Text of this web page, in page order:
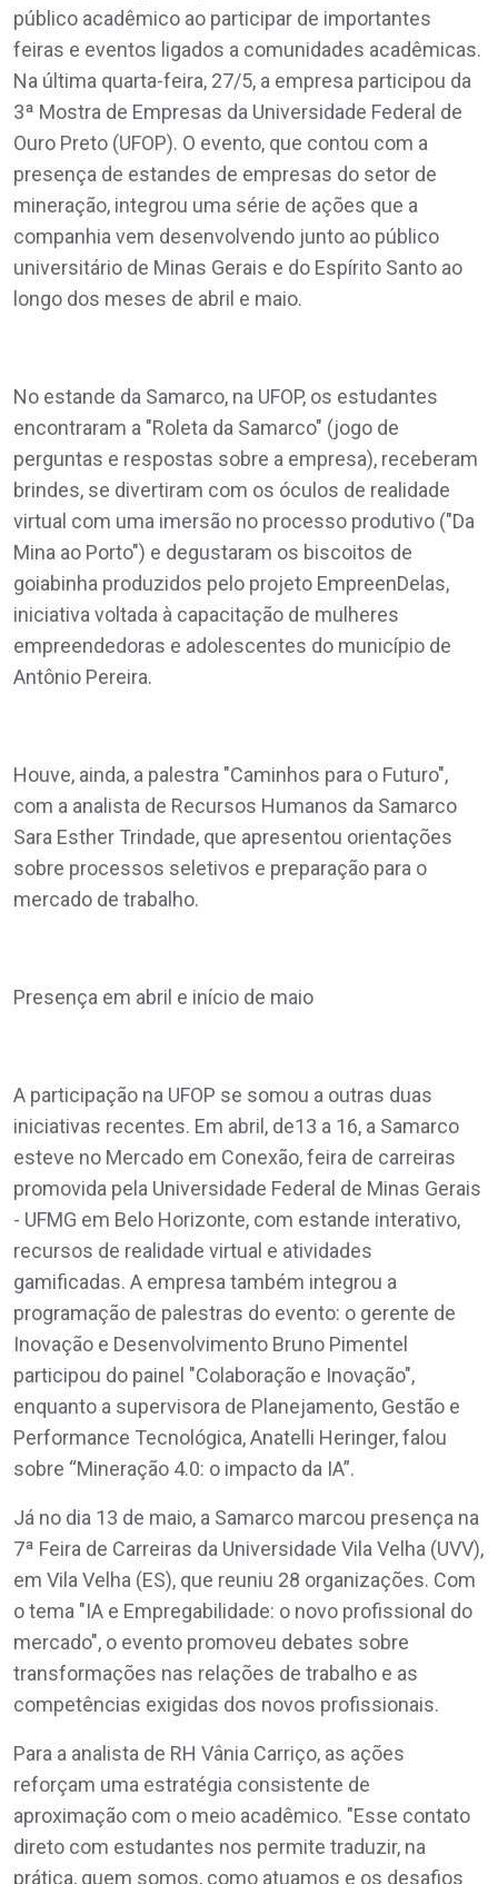
público acadêmico ao participar de importantes
feiras e eventos ligados a comunidades acadêmicas.
Na última quarta-feira, 27/5, a empresa participou da
3ª Mostra de Empresas da Universidade Federal de
Ouro Preto (UFOP). O evento, que contou com a
presença de estandes de empresas do setor de
mineração, integrou uma série de ações que a
companhia vem desenvolvendo junto ao público
universitário de Minas Gerais e do Espírito Santo ao
longo dos meses de abril e maio.
No estande da Samarco, na UFOP, os estudantes
encontraram a "Roleta da Samarco" (jogo de
perguntas e respostas sobre a empresa), receberam
brindes, se divertiram com os óculos de realidade
virtual com uma imersão no processo produtivo ("Da
Mina ao Porto") e degustaram os biscoitos de
goiabinha produzidos pelo projeto EmpreenDelas,
iniciativa voltada à capacitação de mulheres
empreendedoras e adolescentes do município de
Antônio Pereira.
Houve, ainda, a palestra "Caminhos para o Futuro",
com a analista de Recursos Humanos da Samarco
Sara Esther Trindade, que apresentou orientações
sobre processos seletivos e preparação para o
mercado de trabalho.
Presença em abril e início de maio
A participação na UFOP se somou a outras duas
iniciativas recentes. Em abril, de13 a 16, a Samarco
esteve no Mercado em Conexão, feira de carreiras
promovida pela Universidade Federal de Minas Gerais
- UFMG em Belo Horizonte, com estande interativo,
recursos de realidade virtual e atividades
gamificadas. A empresa também integrou a
programação de palestras do evento: o gerente de
Inovação e Desenvolvimento Bruno Pimentel
participou do painel "Colaboração e Inovação",
enquanto a supervisora de Planejamento, Gestão e
Performance Tecnológica, Anatelli Heringer, falou
sobre “Mineração 4.0: o impacto da IA”.
Já no dia 13 de maio, a Samarco marcou presença na
7ª Feira de Carreiras da Universidade Vila Velha (UVV),
em Vila Velha (ES), que reuniu 28 organizações. Com
o tema "IA e Empregabilidade: o novo profissional do
mercado", o evento promoveu debates sobre
transformações nas relações de trabalho e as
competências exigidas dos novos profissionais.
Para a analista de RH Vânia Carriço, as ações
reforçam uma estratégia consistente de
aproximação com o meio acadêmico. "Esse contato
direto com estudantes nos permite traduzir, na
prática, quem somos, como atuamos e os desafios